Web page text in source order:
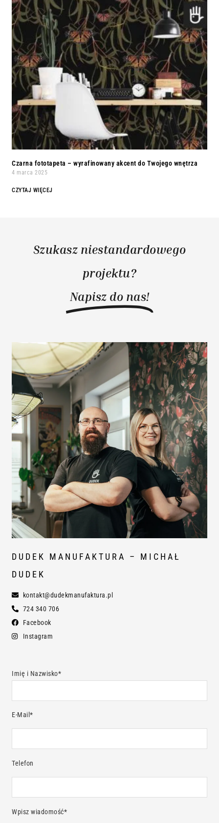
Czarna fototapeta – wyrafinowany akcent do Twojego wnętrza
4 marca 2025
CZYTAJ WIĘCEJ
Szukasz niestandardowego
projektu?
Napisz do nas!
DUDEK MANUFAKTURA – MICHAŁ
DUDEK
kontakt@dudekmanufaktura.pl
724 340 706
Facebook
Instagram
Imię i Nazwisko*
E-Mail*
Telefon
Wpisz wiadomość*